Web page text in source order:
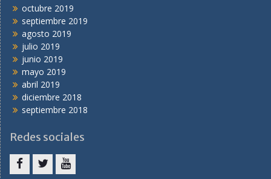
octubre 2019
septiembre 2019
agosto 2019
julio 2019
junio 2019
mayo 2019
abril 2019
diciembre 2018
septiembre 2018
Redes sociales